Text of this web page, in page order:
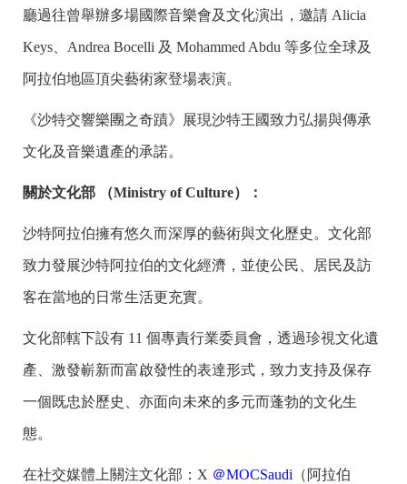
廳過往曾舉辦多場國際音樂會及文化演出，邀請 Alicia
Keys、Andrea Bocelli 及 Mohammed Abdu 等多位全球及
阿拉伯地區頂尖藝術家登場表演。
《沙特交響樂團之奇蹟》展現沙特王國致力弘揚與傳承
文化及音樂遺產的承諾。
關於文化部 （Ministry of Culture） ：
沙特阿拉伯擁有悠久而深厚的藝術與文化歷史。文化部
致力發展沙特阿拉伯的文化經濟，並使公民、居民及訪
客在當地的日常生活更充實。
文化部轄下設有 11 個專責行業委員會，透過珍視文化遺
產、激發嶄新而富啟發性的表達形式，致力支持及保存
一個既忠於歷史、亦面向未來的多元而蓬勃的文化生
態。
在社交媒體上關注文化部：X ＠MOCSaudi （阿拉伯